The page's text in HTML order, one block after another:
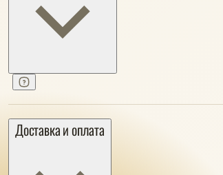
Доставка и оплата